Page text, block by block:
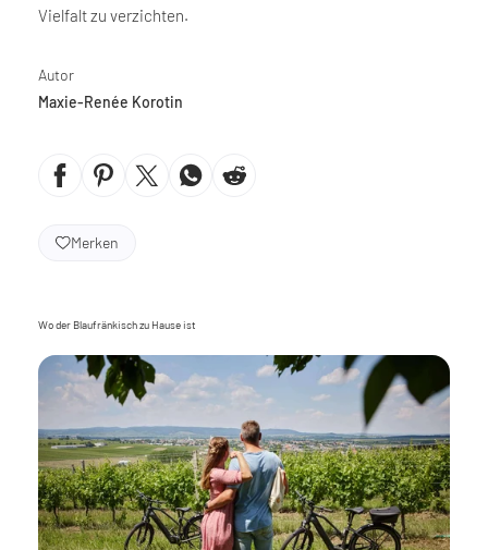
Vielfalt zu verzichten.
Autor
Maxie-Renée Korotin
Merken
Wo der Blaufränkisch zu Hause ist